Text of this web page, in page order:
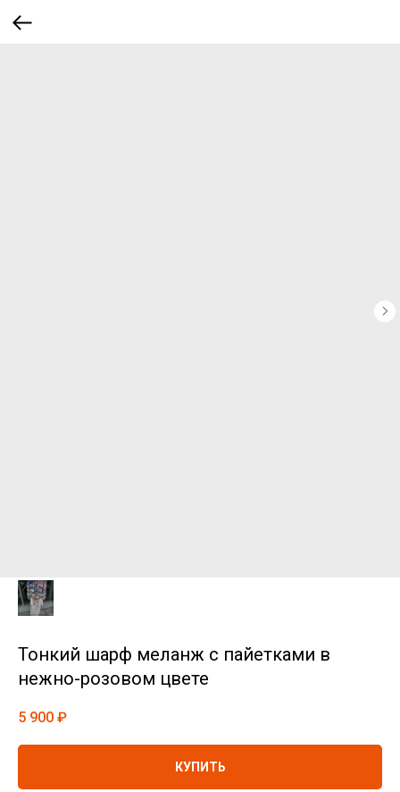
Тонкий шарф меланж с пайетками в
нежно-розовом цвете
5 900 ₽
КУПИТЬ